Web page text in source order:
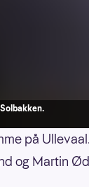
på
og Martin